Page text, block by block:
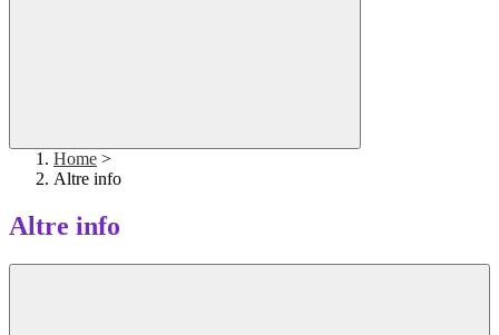
Home >
Altre info
Altre info